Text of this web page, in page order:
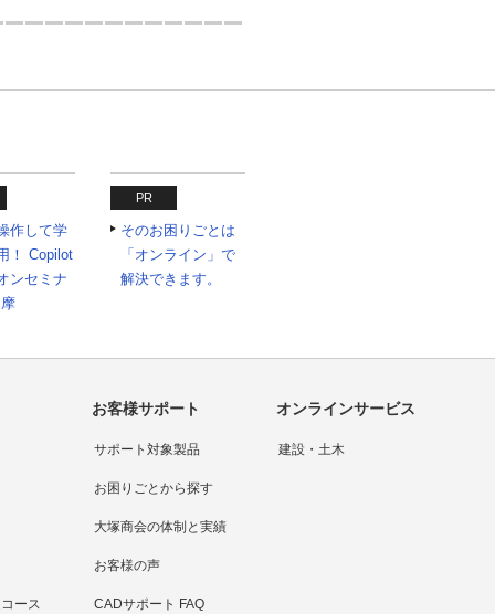
作して学
！ Copilot
ンセミナ
PR
そのお困りごとは
「オンライン」で
解決できます。
問い合わせをする
ース
お客様サポート
サポート対象製品
お困りごとから探す
大塚商会の体制と実績
お客様の声
CADサポート FAQ
オンラインサービス
建設・土木